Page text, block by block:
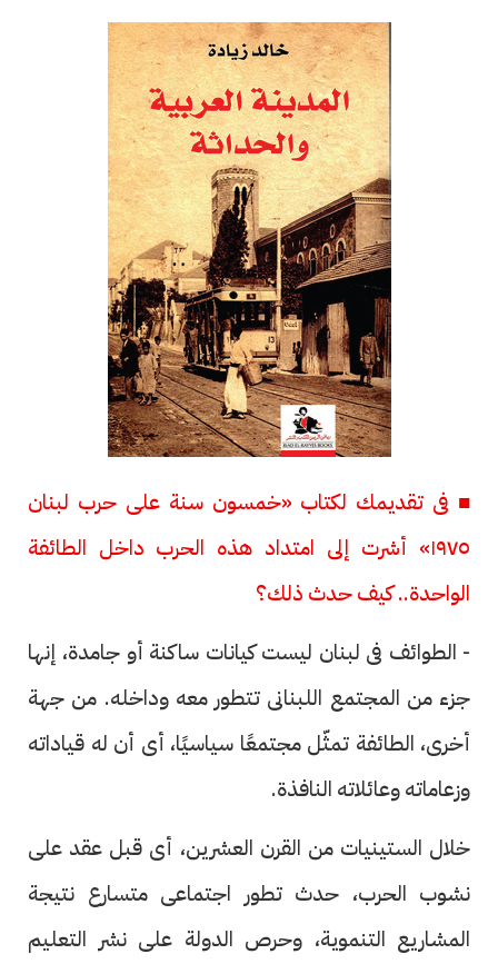
■ فى تقديمك لكتاب «خمسون سنة على حرب لبنان
١٩٧٥» أشرت إلى امتداد هذه الحرب داخل الطائفة
الواحدة.. كيف حدث ذلك؟
- الطوائف فى لبنان ليست كيانات ساكنة أو جامدة، إنها
جزء من المجتمع اللبنانى تتطور معه وداخله. من جهة
أخرى، الطائفة تمثّل مجتمعًا سياسيًا، أى أن له قياداته
وزعاماته وعائلاته النافذة.
خلال الستينيات من القرن العشرين، أى قبل عقد على
نشوب الحرب، حدث تطور اجتماعى متسارع نتيجة
المشاريع التنموية، وحرص الدولة على نشر التعليم